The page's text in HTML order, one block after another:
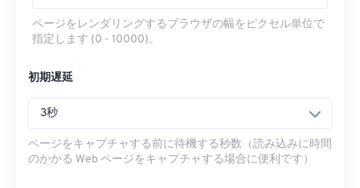
ページをレンダリングするブラウザの幅をピクセル単位で
指定します (0 - 10000)。
初期遅延
3秒
ページをキャプチャする前に待機する秒数（読み込みに時間
のかかる Web ページをキャプチャする場合に便利です）